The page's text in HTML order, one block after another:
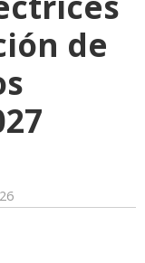
de